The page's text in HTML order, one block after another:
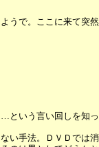
うで。ここに来て
いう言い回しを知
い手法。ＤＶＤでは消